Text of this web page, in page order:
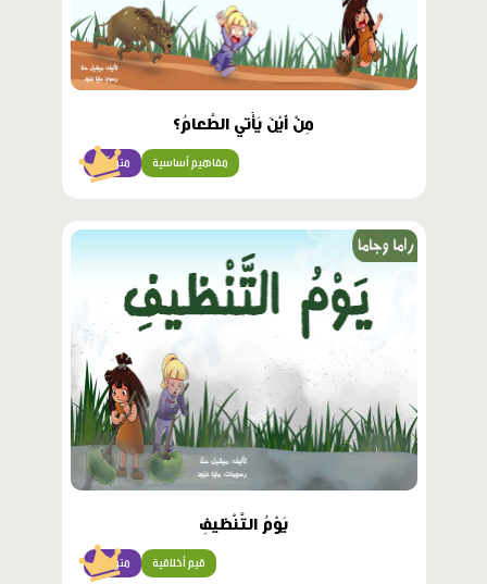
مِنْ أَيْنَ يَأْتي الطَّعامُ؟
متوسّط مفاهيم أساسية
محتوى
مميّز
يَوْمُ التَّنْظيفِ
متوسّط قيم أخلاقية